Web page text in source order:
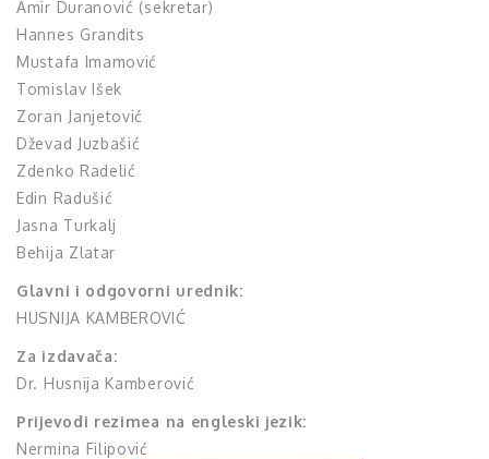
Amir Duranović (sekretar)
Hannes Grandits
Mustafa Imamović
Tomislav Išek
Zoran Janjetović
Dževad Juzbašić
Zdenko Radelić
Edin Radušić
Jasna Turkalj
Behija Zlatar
Glavni i odgovorni urednik:
HUSNIJA KAMBEROVIĆ
Za izdavača:
Dr. Husnija Kamberović
Prijevodi rezimea na engleski jezik:
Nermina Filipović